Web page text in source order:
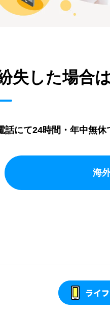
失した場合
にて24時間・年中無
海
ライ